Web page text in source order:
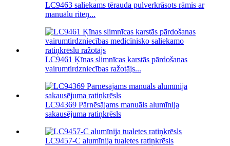
LC9463 saliekams tērauda pulverkrāsots rāmis ar
manuālu riteņ...
LC9461 Ķīnas slimnīcas karstās pārdošanas
vairumtirdzniecības ražotājs...
LC94369 Pārnēsājams manuāls alumīnija
sakausējuma ratiņkrēsls
LC9457-C alumīnija tualetes ratiņkrēsls